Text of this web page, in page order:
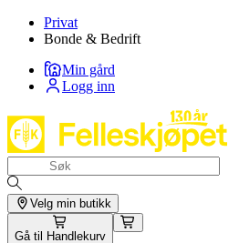
Privat
Bonde & Bedrift
Min gård
Logg inn
Velg min butikk
Gå til Handlekurv